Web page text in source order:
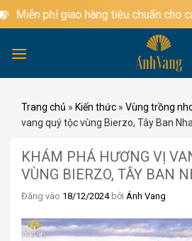
Bỏ
qua
dung
phí giao hàng tiêu chuẩn cho các đơn
Trang chủ » Kiến thức » Vùng trồng
vang quý tộc vùng Bierzo, Tây Ban Nha
KHÁM PHÁ HƯƠNG VỊ
VÙNG BIERZO, TÂY BAN
Đăng vào 18/12/2024 bởi Ánh Vang